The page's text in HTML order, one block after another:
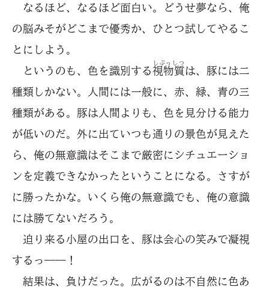
なるほど、なるほど面白い。どうせ夢なら、俺
の脳みそがどこまで優秀か、ひとつ試してやるこ
とにしよう。
というのも、色を識別する視物質
しぶっしつ
は、豚には二
種類しかない。人間には一般に、赤、緑、青の三
種類がある。豚は人間よりも、色を見分ける能力
が低いのだ。外に出ていつも通りの景色が見えた
ら、俺の無意識はそこまで厳密にシチュエーショ
ンを定義できなかったということになる。さすが
に勝ったかな。いくら俺の無意識でも、俺の意識
には勝てないだろう。
迫り来る小屋の出口を、豚は会心の笑みで凝視
するっ――！
結果は、負けだった。広がるのは不自然に色あ